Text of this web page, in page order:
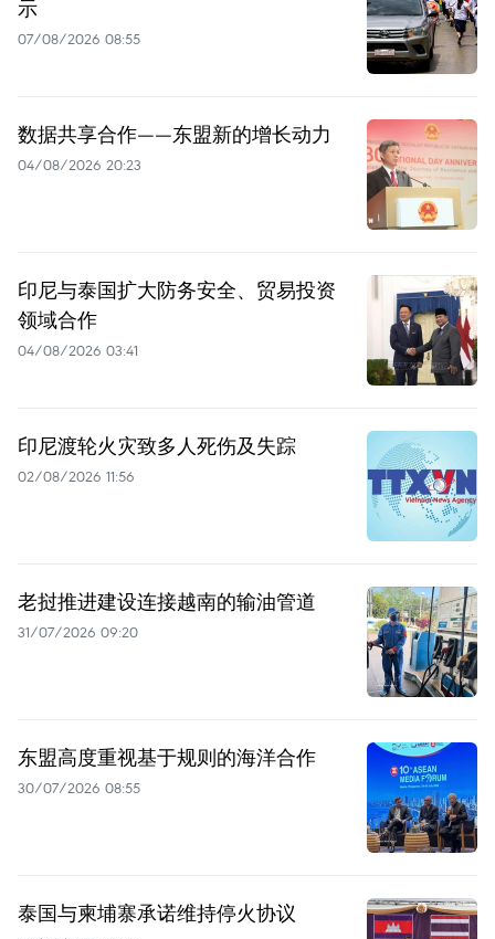
示
07/08/2026 08:55
数据共享合作——东盟新的增长动力
04/08/2026 20:23
印尼与泰国扩大防务安全、贸易投资
领域合作
04/08/2026 03:41
印尼渡轮火灾致多人死伤及失踪
02/08/2026 11:56
老挝推进建设连接越南的输油管道
31/07/2026 09:20
东盟高度重视基于规则的海洋合作
30/07/2026 08:55
泰国与柬埔寨承诺维持停火协议